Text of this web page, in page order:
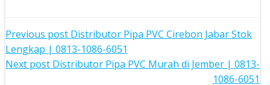
POST
NAVIGATION
Previous post Distributor Pipa PVC Cirebon Jabar Stok
Lengkap | 0813-1086-6051
POST
Next post Distributor Pipa PVC Murah di Jember | 0813-
1086-6051